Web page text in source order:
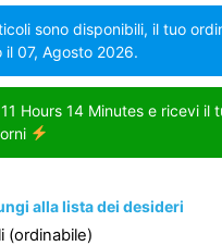
sono disponibili, il tuo
07, Agosto 2026.
Hours 14 Minutes e ricevi il
alla lista dei desideri
(ordinabile)